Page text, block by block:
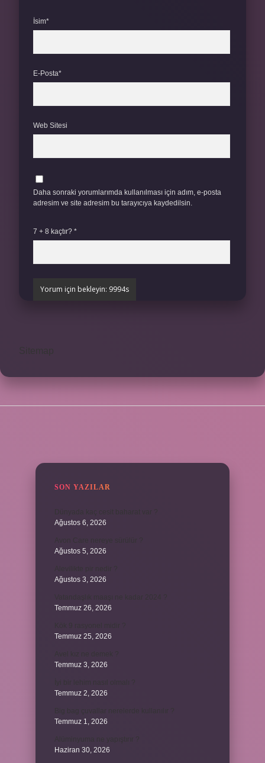
İsim*
E-Posta*
Web Sitesi
Daha sonraki yorumlarımda kullanılması için adım, e-posta
adresim ve site adresim bu tarayıcıya kaydedilsin.
7 + 8 kaçtır? *
SON YAZILAR
Ağustos 6, 2026
Ağustos 5, 2026
Ağustos 3, 2026
Temmuz 26, 2026
Temmuz 25, 2026
Temmuz 3, 2026
Temmuz 2, 2026
Temmuz 1, 2026
Haziran 30, 2026